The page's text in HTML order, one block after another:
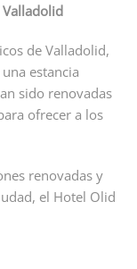
de Valladolid,
estancia
sido renovadas
ofrecer a los
renovadas y
el Hotel Olid